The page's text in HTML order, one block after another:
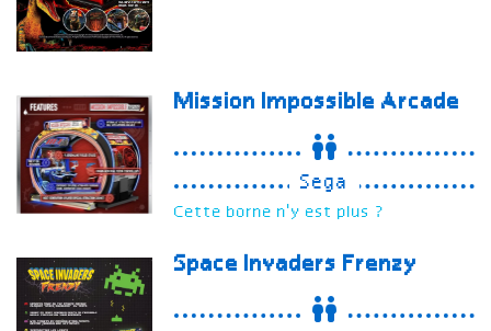
Mission Impossible Arcade
Sega
Cette borne n'y est plus ?
Space Invaders Frenzy